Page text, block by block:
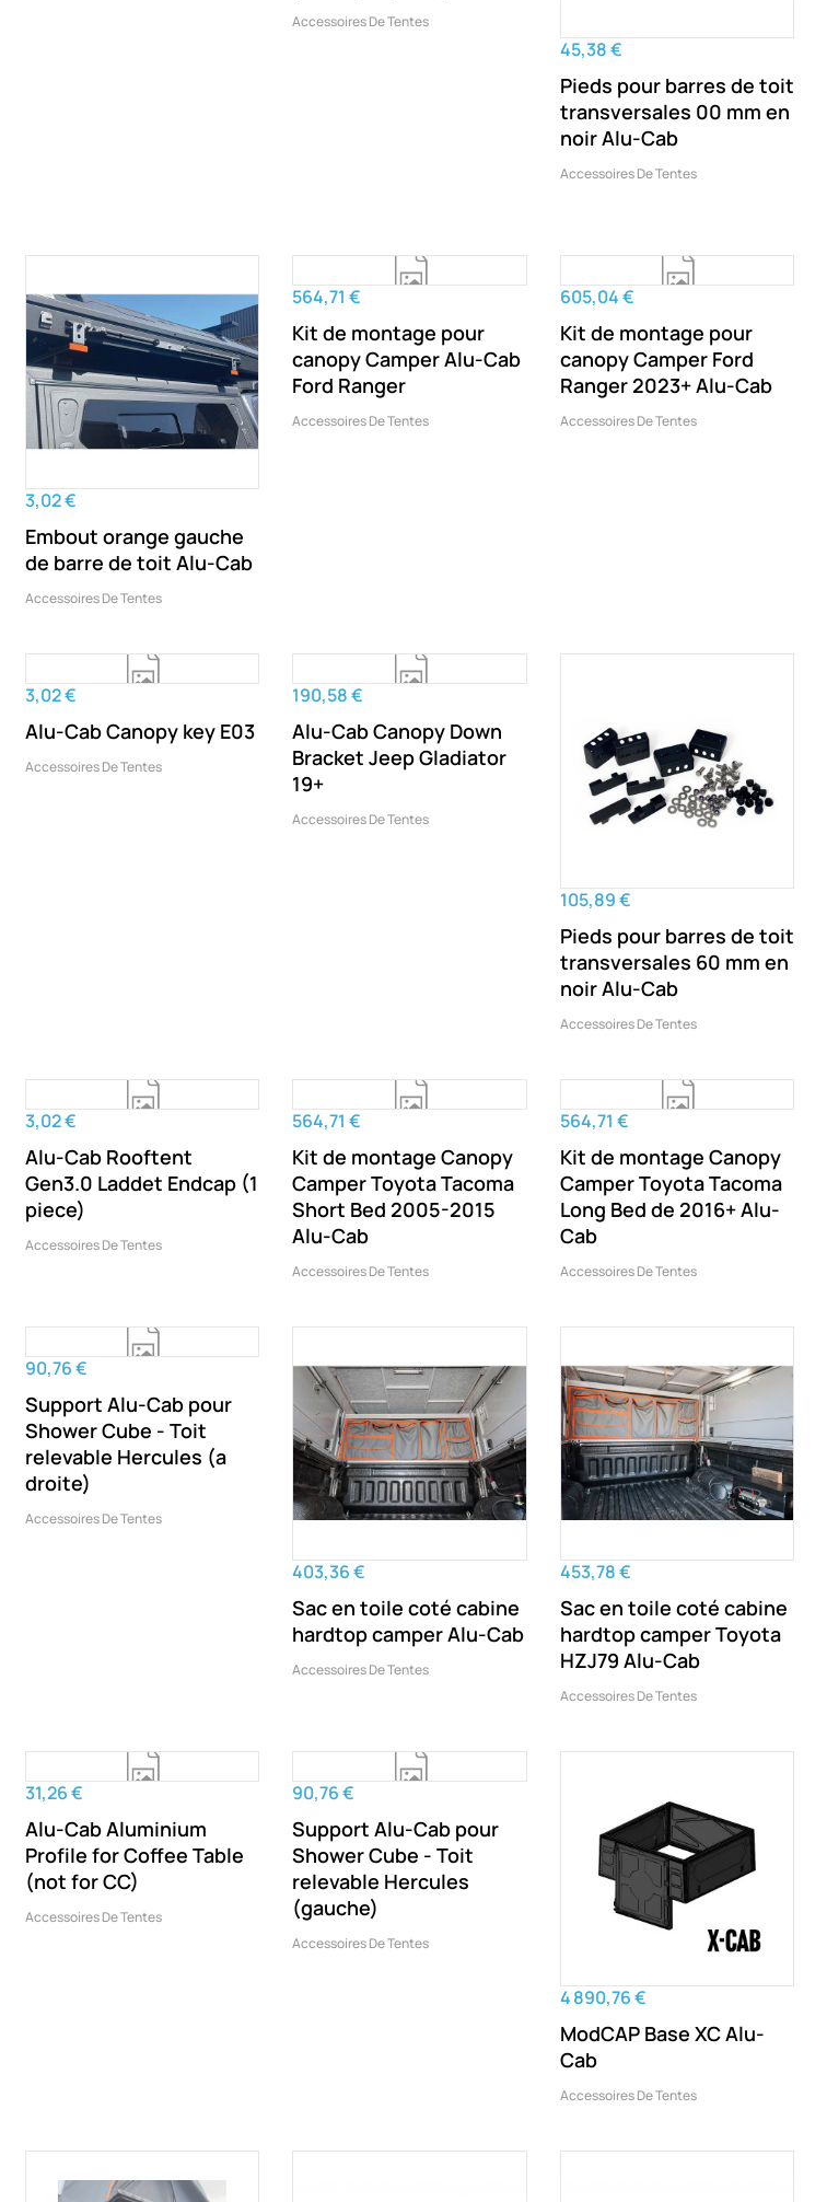
Accessoires De Tentes
45,38 €
Pieds pour barres de toit
transversales 00 mm en
noir Alu-Cab
Accessoires De Tentes
3,02 €
Embout orange gauche
de barre de toit Alu-Cab
Accessoires De Tentes
564,71 €
Kit de montage pour
canopy Camper Alu-Cab
Ford Ranger
Accessoires De Tentes
605,04 €
Kit de montage pour
canopy Camper Ford
Ranger 2023+ Alu-Cab
Accessoires De Tentes
3,02 €
Alu-Cab Canopy key E03
Accessoires De Tentes
190,58 €
Alu-Cab Canopy Down
Bracket Jeep Gladiator
19+
Accessoires De Tentes
105,89 €
Pieds pour barres de toit
transversales 60 mm en
noir Alu-Cab
Accessoires De Tentes
3,02 €
Alu-Cab Rooftent
Gen3.0 Laddet Endcap (1
piece)
Accessoires De Tentes
564,71 €
Kit de montage Canopy
Camper Toyota Tacoma
Short Bed 2005-2015
Alu-Cab
Accessoires De Tentes
564,71 €
Kit de montage Canopy
Camper Toyota Tacoma
Long Bed de 2016+ Alu-
Cab
Accessoires De Tentes
90,76 €
Support Alu-Cab pour
Shower Cube - Toit
relevable Hercules (a
droite)
Accessoires De Tentes
403,36 €
Sac en toile coté cabine
hardtop camper Alu-Cab
Accessoires De Tentes
453,78 €
Sac en toile coté cabine
hardtop camper Toyota
HZJ79 Alu-Cab
Accessoires De Tentes
31,26 €
Alu-Cab Aluminium
Profile for Coffee Table
(not for CC)
Accessoires De Tentes
90,76 €
Support Alu-Cab pour
Shower Cube - Toit
relevable Hercules
(gauche)
Accessoires De Tentes
4 890,76 €
ModCAP Base XC Alu-
Cab
Accessoires De Tentes